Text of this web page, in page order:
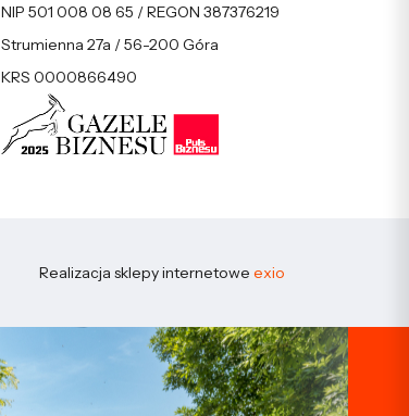
NIP 501 008 08 65 / REGON 387376219
Strumienna 27a / 56-200 Góra
KRS 0000866490
Realizacja sklepy internetowe exio